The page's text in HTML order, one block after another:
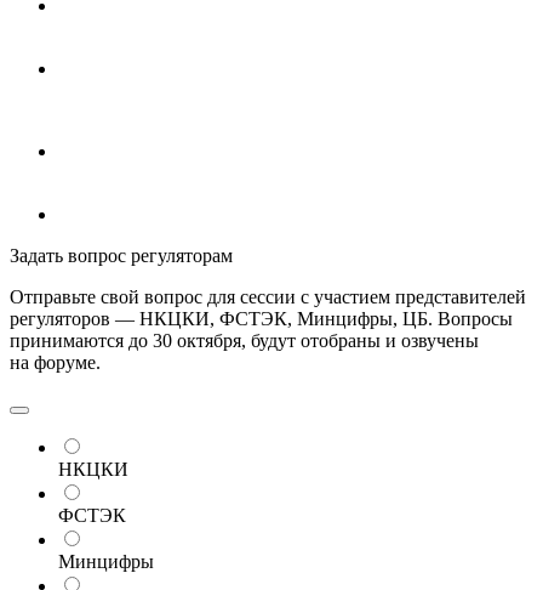
Задать вопрос регуляторам
Отправьте свой вопрос для сессии с участием представителей
регуляторов — НКЦКИ, ФСТЭК, Минцифры, ЦБ. Вопросы
принимаются до 30 октября, будут отобраны и озвучены
на форуме.
НКЦКИ
ФСТЭК
Минцифры